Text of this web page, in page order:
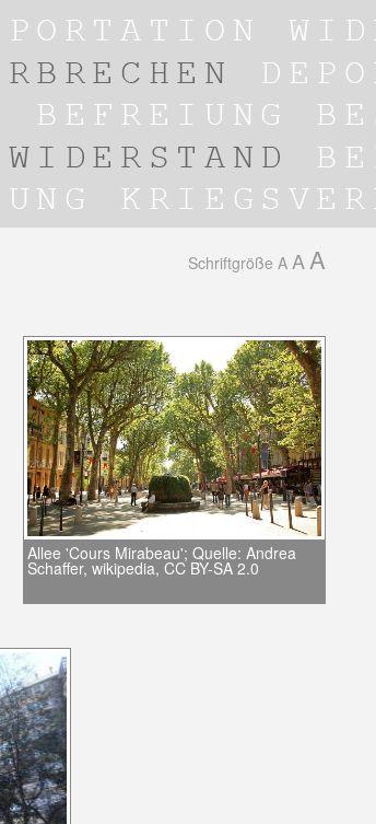
Schriftgröße A A A
Allee 'Cours Mirabeau'; Quelle: Andrea
Schaffer, wikipedia, CC BY-SA 2.0